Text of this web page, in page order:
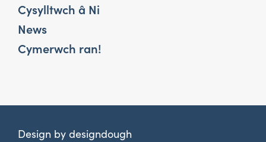
Cysylltwch â Ni
News
Cymerwch ran!
Design by designdough